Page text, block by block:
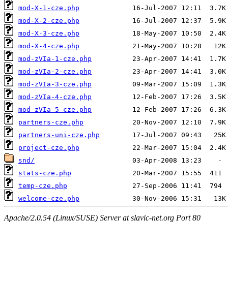
mod-X-1-cze.php
mod-X-2-cze.php
mod-X-3-cze.php
mod-X-4-cze.php
mod-zVIa-1-cze.php
mod-zVIa-2-cze.php
mod-zVIa-3-cze.php
mod-zVIa-4-cze.php
mod-zVIa-5-cze.php
partners-cze.php
partners-uni-cze.php
project-cze.php
snd/
stats-cze.php
temp-cze.php
welcome-cze.php
Apache/2.0.54 (Linux/SUSE) Server at slavic-net.org Port 80